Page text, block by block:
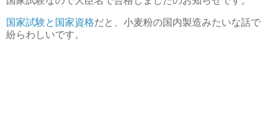
国家試験と国家資格だと、小麦粉の国内製造みたいな話で
紛らわしいです。